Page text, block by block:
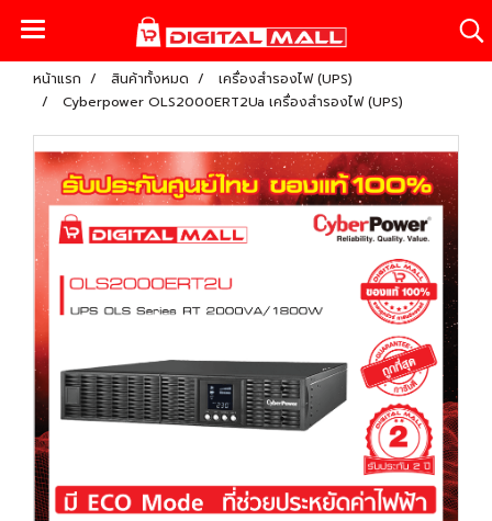
หน้าแรก สินค้าทั้งหมด
เครื่องสำรองไฟ (UPS)
Cyberpower OLS2000ERT2Ua เครื่องสำรองไฟ (UPS)